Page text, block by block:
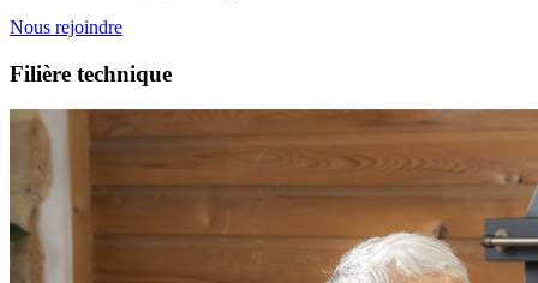
Nous rejoindre
Filière technique